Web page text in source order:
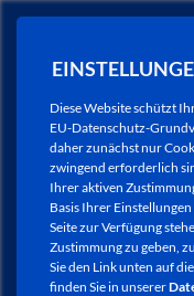
Diese Website schützt
EU-Datenschutz-
daher zunächst nur
zwingend erforderlich
Ihrer aktiven
Basis Ihrer
Seite zur Verfügung
Zustimmung zu geben,
Sie den Link unten auf
finden Sie in unserer